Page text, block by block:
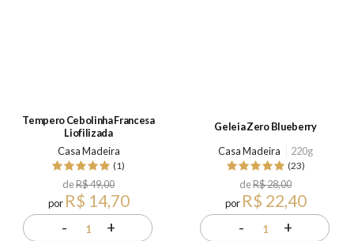
Tempero Cebolinha Francesa
Liofilizada
Casa Madeira
(1)
deR$ 49,00
por R$ 14,70
- 1 +
Geleia Zero Blueberry
Casa Madeira
220g
(23)
deR$ 28,00
por R$ 22,40
- 1 +